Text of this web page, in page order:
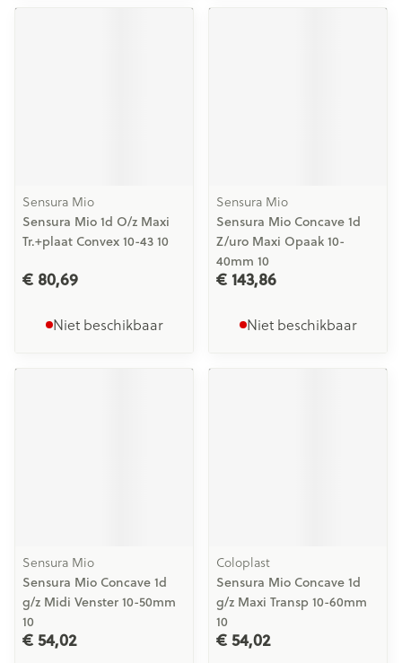
Sensura Mio
Sensura Mio 1d O/z Maxi
Tr.+plaat Convex 10-43 10
€ 80,69
Niet beschikbaar
Sensura Mio
Sensura Mio Concave 1d
Z/uro Maxi Opaak 10-
40mm 10
€ 143,86
Niet beschikbaar
Sensura Mio
Sensura Mio Concave 1d
g/z Midi Venster 10-50mm
10
€ 54,02
Coloplast
Sensura Mio Concave 1d
g/z Maxi Transp 10-60mm
10
€ 54,02